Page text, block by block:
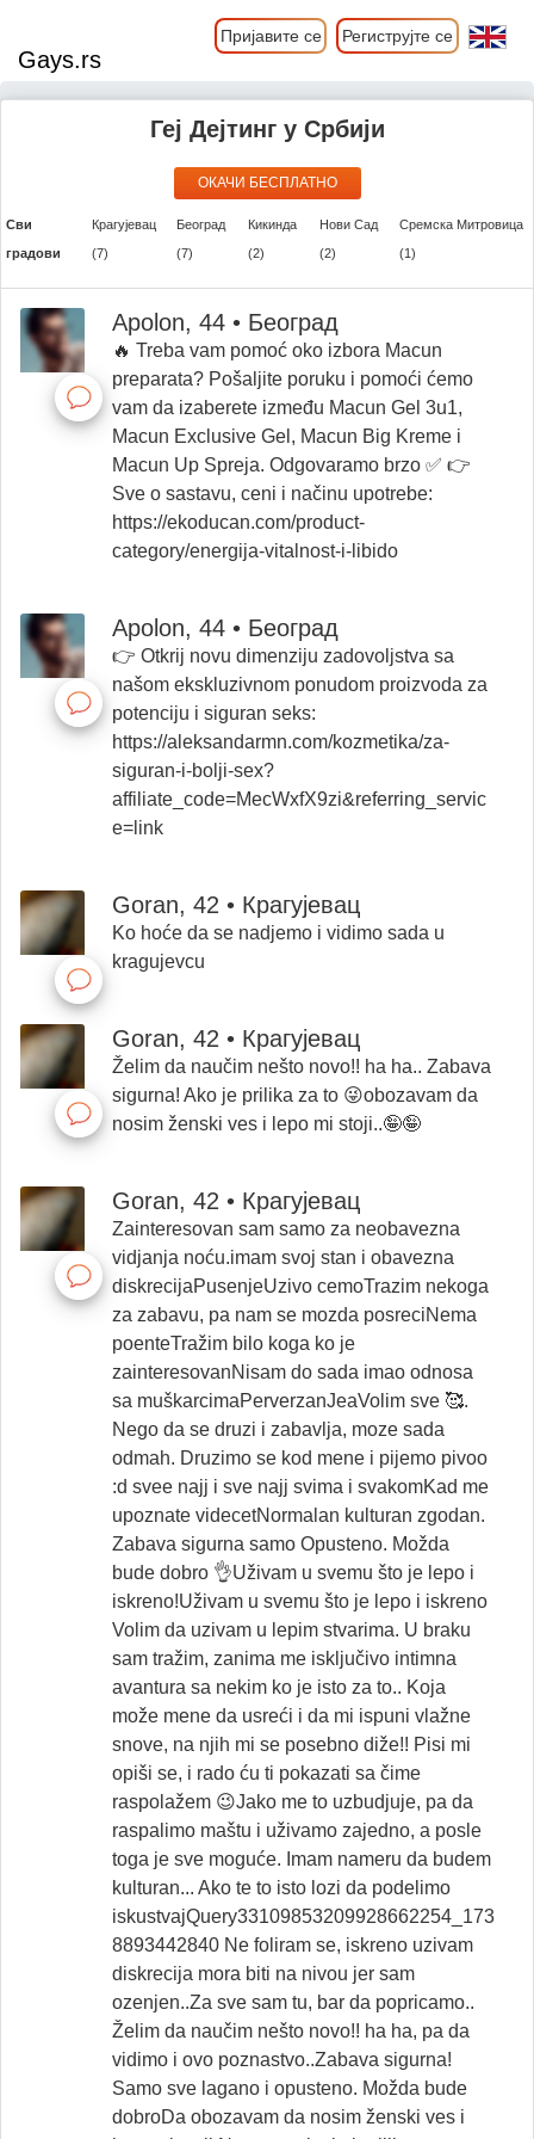
Gays.rs
Региструјте се
Пријавите се
Геј Дејтинг у Србији
ОКАЧИ БЕСПЛАТНО
Сви
градови
Крагујевац
(7)
Београд
(7)
Кикинда
(2)
Нови Сад
(2)
Сремска Митровица
(1)
Apolon, 44 • Београд
🔥 Treba vam pomoć oko izbora Macun
preparata? Pošaljite poruku i pomoći ćemo
vam da izaberete između Macun Gel 3u1,
Macun Exclusive Gel, Macun Big Kreme i
Macun Up Spreja. Odgovaramo brzo ✅ 👉
Sve o sastavu, ceni i načinu upotrebe:
https://ekoducan.com/product-
category/energija-vitalnost-i-libido
Apolon, 44 • Београд
👉 Otkrij novu dimenziju zadovoljstva sa
našom ekskluzivnom ponudom proizvoda za
potenciju i siguran seks:
https://aleksandarmn.com/kozmetika/za-
siguran-i-bolji-sex?
affiliate_code=MecWxfX9zi&referring_servic
e=link
Goran, 42 • Крагујевац
Ko hoće da se nadjemo i vidimo sada u
kragujevcu
Goran, 42 • Крагујевац
Želim da naučim nešto novo!! ha ha.. Zabava
sigurna! Ako je prilika za to 😜obozavam da
nosim ženski ves i lepo mi stoji..🤪🤪
Goran, 42 • Крагујевац
Zainteresovan sam samo za neobavezna
vidjanja noću.imam svoj stan i obavezna
diskrecijaPusenjeUzivo cemoTrazim nekoga
za zabavu, pa nam se mozda posreciNema
poenteTražim bilo koga ko je
zainteresovanNisam do sada imao odnosa
sa muškarcimaPerverzanJeaVolim sve 🥰.
Nego da se druzi i zabavlja, moze sada
odmah. Druzimo se kod mene i pijemo pivoo
:d svee najj i sve najj svima i svakomKad me
upoznate videcetNormalan kulturan zgodan.
Zabava sigurna samo Opusteno. Možda
bude dobro 👌Uživam u svemu što je lepo i
iskreno!Uživam u svemu što je lepo i iskreno
Volim da uzivam u lepim stvarima. U braku
sam tražim, zanima me isključivo intimna
avantura sa nekim ko je isto za to.. Koja
može mene da usreći i da mi ispuni vlažne
snove, na njih mi se posebno diže!! Pisi mi
opiši se, i rado ću ti pokazati sa čime
raspolažem 😉Jako me to uzbudjuje, pa da
raspalimo maštu i uživamo zajedno, a posle
toga je sve moguće. Imam nameru da budem
kulturan... Ako te to isto lozi da podelimo
iskustvajQuery33109853209928662254_173
8893442840 Ne foliram se, iskreno uzivam
diskrecija mora biti na nivou jer sam
ozenjen..Za sve sam tu, bar da popricamo..
Želim da naučim nešto novo!! ha ha, pa da
vidimo i ovo poznastvo..Zabava sigurna!
Samo sve lagano i opusteno. Možda bude
dobroDa obozavam da nosim ženski ves i